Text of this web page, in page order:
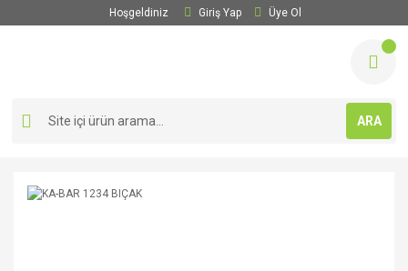
Hoşgeldiniz Giriş Yap Üye Ol
ARA